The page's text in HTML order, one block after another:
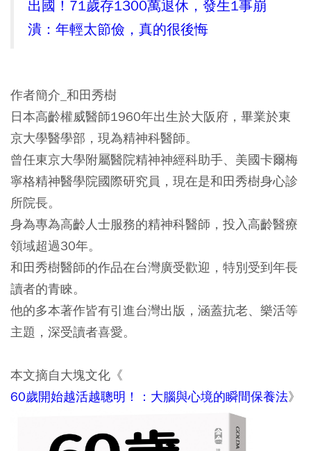
出國！71歲存1300萬退休，發生1事崩
潰：年輕太節儉，真的很後悔
作者簡介_和田秀樹
日本高齡權威醫師1960年出生於大阪府，畢業於東
京大學醫學部，現為精神科醫師。
曾任東京大學附屬醫院精神神經科助手、美國卡爾梅
寧格精神醫學院國際研究員，現在是和田秀樹身心診
所院長。
身為專為高齡人士服務的精神科醫師，投入高齡醫療
領域超過30年。
和田秀樹醫師的作品在台灣廣受歡迎，特別受到年長
讀者的青睞。
他的多本著作皆有引進台灣出版，涵蓋抗老、樂活等
主題，深受讀者喜愛。
本文摘自大塊文化《
60歲開始越活越聰明！：大腦與心境的瞬間保養法》